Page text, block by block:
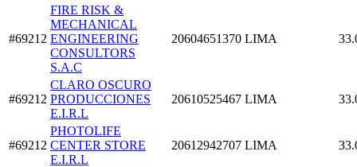
#69212
FIRE RISK &
MECHANICAL
ENGINEERING
CONSULTORS
S.A.C
20604651370 LIMA
#69212
CLARO OSCURO
PRODUCCIONES
E.I.R.L
20610525467 LIMA
#69212
PHOTOLIFE
CENTER STORE
E.I.R.L
20612942707 LIMA